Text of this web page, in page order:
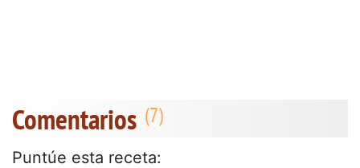
Comentarios
Puntúe esta receta: